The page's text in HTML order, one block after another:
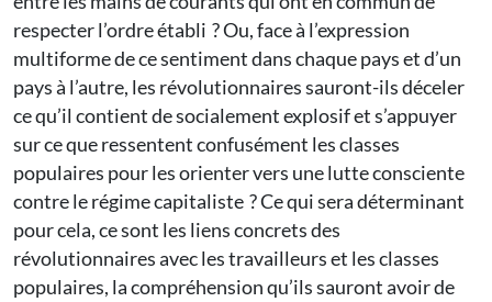
respecter l’ordre établi ? Ou, face à l’expression
multiforme de ce sentiment dans chaque pays et d’un
pays à l’autre, les révolutionnaires sauront-ils déceler
ce qu’il contient de socialement explosif et s’appuyer
sur ce que ressentent confusément les classes
populaires pour les orienter vers une lutte consciente
contre le régime capitaliste ? Ce qui sera déterminant
pour cela, ce sont les liens concrets des
révolutionnaires avec les travailleurs et les classes
populaires, la compréhension qu’ils sauront avoir de